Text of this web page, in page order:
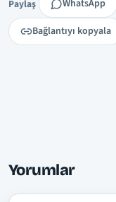
Paylaş WhatsApp
Bağlantıyı kopyala
Yorumlar